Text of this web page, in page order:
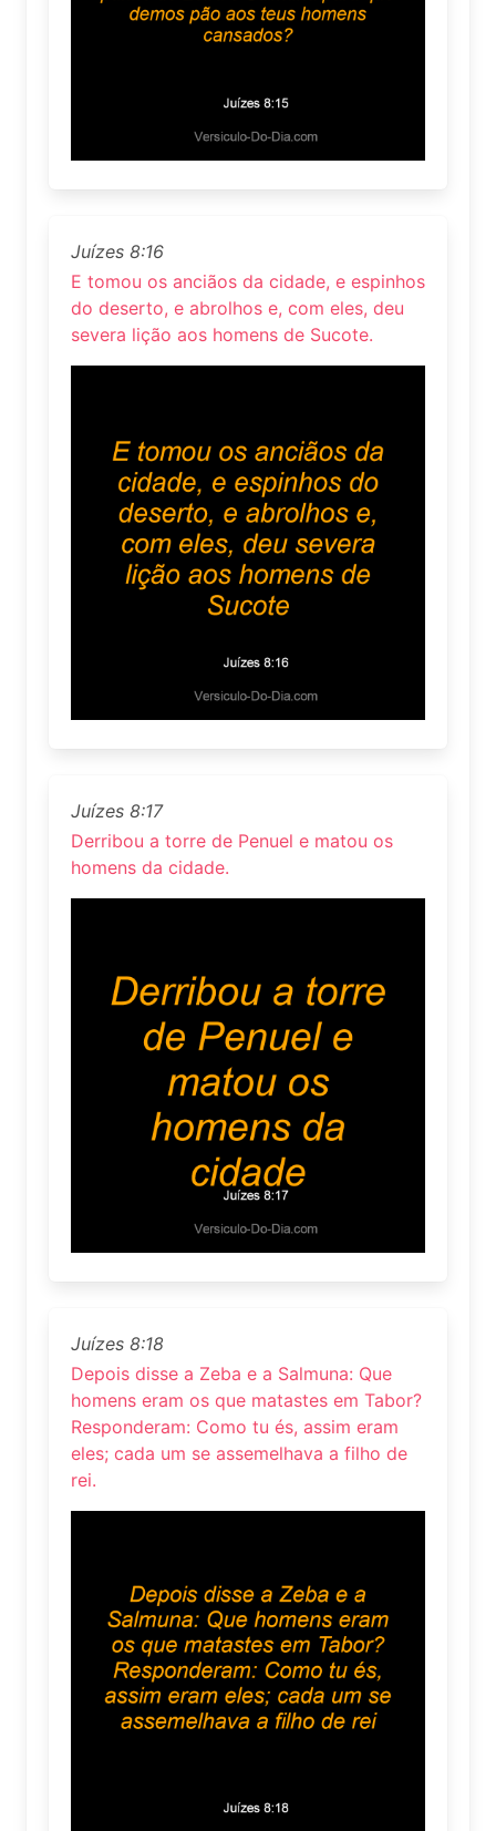
Juízes 8:16
E tomou os anciãos da cidade, e espinhos
do deserto, e abrolhos e, com eles, deu
severa lição aos homens de Sucote.
Juízes 8:17
Derribou a torre de Penuel e matou os
homens da cidade.
Juízes 8:18
Depois disse a Zeba e a Salmuna: Que
homens eram os que matastes em Tabor?
Responderam: Como tu és, assim eram
eles; cada um se assemelhava a filho de
rei.